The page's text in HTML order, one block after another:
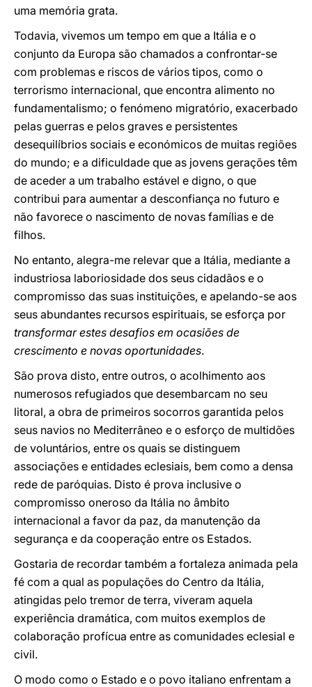
uma memória grata.
Todavia, vivemos um tempo em que a Itália e o
conjunto da Europa são chamados a confrontar-se
com problemas e riscos de vários tipos, como o
terrorismo internacional, que encontra alimento no
fundamentalismo; o fenómeno migratório, exacerbado
pelas guerras e pelos graves e persistentes
desequilíbrios sociais e económicos de muitas regiões
do mundo; e a dificuldade que as jovens gerações têm
de aceder a um trabalho estável e digno, o que
contribui para aumentar a desconfiança no futuro e
não favorece o nascimento de novas famílias e de
filhos.
No entanto, alegra-me relevar que a Itália, mediante a
industriosa laboriosidade dos seus cidadãos e o
compromisso das suas instituições, e apelando-se aos
seus abundantes recursos espirituais, se esforça por
transformar estes desafios em ocasiões de
crescimento e novas oportunidades.
São prova disto, entre outros, o acolhimento aos
numerosos refugiados que desembarcam no seu
litoral, a obra de primeiros socorros garantida pelos
seus navios no Mediterrâneo e o esforço de multidões
de voluntários, entre os quais se distinguem
associações e entidades eclesiais, bem como a densa
rede de paróquias. Disto é prova inclusive o
compromisso oneroso da Itália no âmbito
internacional a favor da paz, da manutenção da
segurança e da cooperação entre os Estados.
Gostaria de recordar também a fortaleza animada pela
fé com a qual as populações do Centro da Itália,
atingidas pelo tremor de terra, viveram aquela
experiência dramática, com muitos exemplos de
colaboração profícua entre as comunidades eclesial e
civil.
O modo como o Estado e o povo italiano enfrentam a